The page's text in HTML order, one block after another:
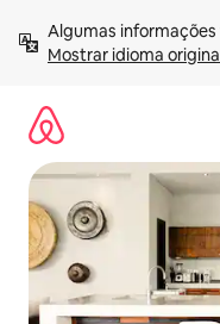
para
Mostrar idioma